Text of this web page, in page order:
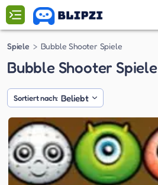
Spiele Bubble Shooter Spiele
Bubble Shooter Spiele
Sortiert nach: Beliebt